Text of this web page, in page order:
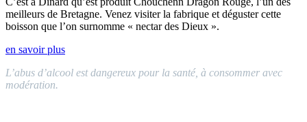
meilleurs de Bretagne. Venez visiter la fabrique et déguster cette
boisson que l’on surnomme « nectar des Dieux ».
en savoir plus
L’abus d’alcool est dangereux pour la santé, à consommer avec
modération.